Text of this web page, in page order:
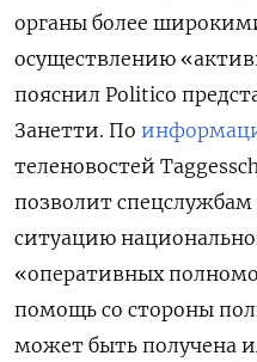
органы более
осуществлению
пояснил Politiсo
Занетти. По
теленовостей
позволит спецслужбам
ситуацию
«оперативных
помощь со стороны
может быть получена